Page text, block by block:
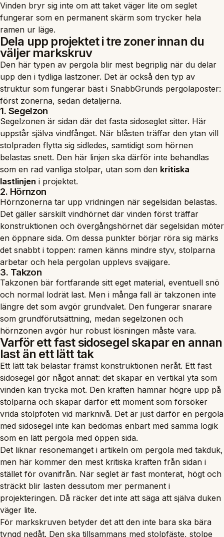
Vinden bryr sig inte om att taket väger lite om seglet
fungerar som en permanent skärm som trycker hela
ramen ur läge.
Dela upp projektet i tre zoner innan du
väljer markskruv
Den här typen av pergola blir mest begriplig när du delar
upp den i tydliga lastzoner. Det är också den typ av
struktur som fungerar bäst i SnabbGrunds pergolaposter:
först zonerna, sedan detaljerna.
1. Segelzon
Segelzonen är sidan där det fasta sidoseglet sitter. Här
uppstår själva vindfånget. När blåsten träffar den ytan vill
stolpraden flytta sig sidledes, samtidigt som hörnen
belastas snett. Den här linjen ska därför inte behandlas
som en rad vanliga stolpar, utan som den kritiska
lastlinjen i projektet.
2. Hörnzon
Hörnzonerna tar upp vridningen när segelsidan belastas.
Det gäller särskilt vindhörnet där vinden först träffar
konstruktionen och övergångshörnet där segelsidan möter
en öppnare sida. Om dessa punkter börjar röra sig märks
det snabbt i toppen: ramen känns mindre styv, stolparna
arbetar och hela pergolan upplevs svajigare.
3. Takzon
Takzonen bär fortfarande sitt eget material, eventuell snö
och normal lodrät last. Men i många fall är takzonen inte
längre det som avgör grundvalet. Den fungerar snarare
som grundförutsättning, medan segelzonen och
hörnzonen avgör hur robust lösningen måste vara.
Varför ett fast sidosegel skapar en annan
last än ett lätt tak
Ett lätt tak belastar främst konstruktionen neråt. Ett fast
sidosegel gör något annat: det skapar en vertikal yta som
vinden kan trycka mot. Den kraften hamnar högre upp på
stolparna och skapar därför ett moment som försöker
vrida stolpfoten vid marknivå. Det är just därför en pergola
med sidosegel inte kan bedömas enbart med samma logik
som en lätt pergola med öppen sida.
Det liknar resonemanget i artikeln om pergola med takduk,
men här kommer den mest kritiska kraften från sidan i
stället för ovanifrån. När seglet är fast monterat, högt och
sträckt blir lasten dessutom mer permanent i
projekteringen. Då räcker det inte att säga att själva duken
väger lite.
För markskruven betyder det att den inte bara ska bära
tyngd nedåt. Den ska tillsammans med stolpfäste, stolpe